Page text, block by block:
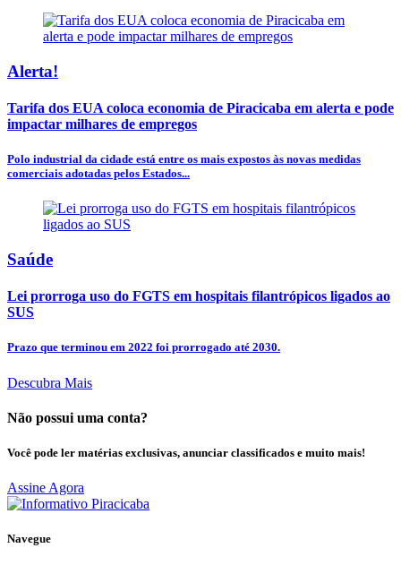
Alerta!
Tarifa dos EUA coloca economia de Piracicaba em alerta e pode
impactar milhares de empregos
Polo industrial da cidade está entre os mais expostos às novas medidas
comerciais adotadas pelos Estados...
Saúde
Lei prorroga uso do FGTS em hospitais filantrópicos ligados ao
SUS
Prazo que terminou em 2022 foi prorrogado até 2030.
Descubra Mais
Não possui uma conta?
Você pode ler matérias exclusivas, anunciar classificados e muito mais!
Assine Agora
Navegue